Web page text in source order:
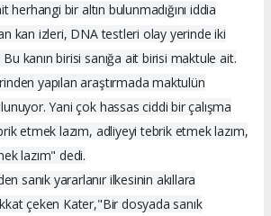
herhangi bir altın bulunmadığını iddia
kan izleri, DNA testleri olay yerinde iki
kanın birisi sanığa ait birisi maktule ait.
yapılan araştırmada maktulün
Yani çok hassas ciddi bir çalışma
etmek lazım, adliyeyi tebrik etmek lazım,
lazım" dedi.
sanık yararlanır ilkesinin akıllara
çeken Kater,"Bir dosyada sanık